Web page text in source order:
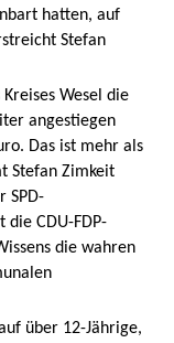
hatten, auf
Stefan
Wesel die
angestiegen
Das ist mehr als
Stefan Zimkeit
SPD-
die CDU-FDP-
die wahren
über 12-Jährige,